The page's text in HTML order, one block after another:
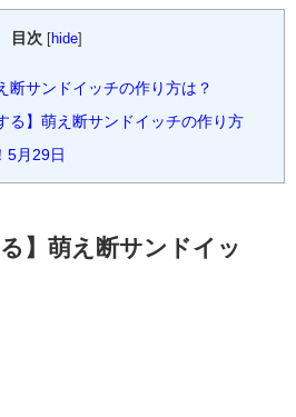
目次 [hide]
断サンドイッチの作り方は？
る】萌え断サンドイッチの作り方
5月29日
】萌え断サンドイッ